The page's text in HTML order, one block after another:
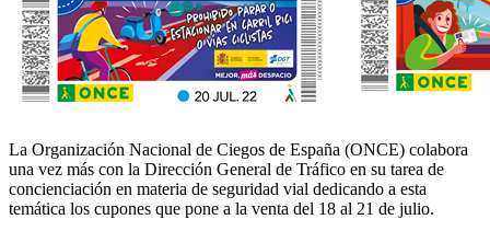
La Organización Nacional de Ciegos de España (ONCE) colabora
una vez más con la Dirección General de Tráfico en su tarea de
concienciación en materia de seguridad vial dedicando a esta
temática los cupones que pone a la venta del 18 al 21 de julio.